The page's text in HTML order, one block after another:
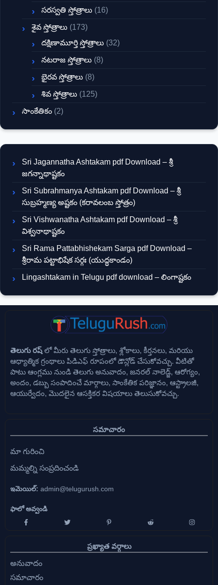
సరస్వతి స్తోత్రాలు (16)
శైవ స్తోత్రాలు (173)
దక్షిణామూర్తి స్తోత్రాలు (32)
నటరాజ స్తోత్రాలు (8)
భైరవ స్తోత్రాలు (8)
శివ స్తోత్రాలు (125)
సాంకేతికం (2)
Sri Jagannatha Ashtakam pdf Download – శ్రీ
జగన్నాథాష్టకం
Sri Subrahmanya Ashtakam pdf Download – శ్రీ
సుబ్రహ్మణ్య అష్టకం (కరావలంబ స్తోత్రం)
Sri Vishwanatha Ashtakam pdf Download – శ్రీ
విశ్వనాథాష్టకం
Sri Rama Pattabhishekam Sarga pdf Download –
శ్రీరామ పట్టాభిషేక సర్గః (యుద్ధకాండం)
Lingashtakam in Telugu pdf download – లింగాష్టకం
తెలుగు రష్ లో మీరు తెలుగు స్తోత్రాలు, శ్లోకాలు, కీర్తనలు, మరియు
ఆధ్యాత్మిక గ్రంథాలు పిడిఎఫ్ రూపంలో డౌన్లోడ్ చేసుకోవచ్చు. వీటితో
పాటు ఆంగ్లము నుండి తెలుగు అనువాదం, జనరల్ నాలెడ్జ్, ఆరోగ్యం,
అందం, డబ్బు సంపాదించే మార్గాలు, సాంకేతిక పరిజ్ఞానం, ఆస్ట్రాలజీ,
ఆయుర్వేదం, మొదలైన ఆసక్తికర విషయాలు తెలుసుకోవచ్చు.
సమాచారం
మా గురించి
మమ్మల్ని సంప్రదించండి
ఇమెయిల్: admin@telugurush.com
ఫాలో అవ్వండి
ప్రఖ్యాత వర్గాలు
అనువాదం
సమాచారం